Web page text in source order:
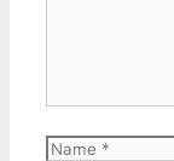
Name